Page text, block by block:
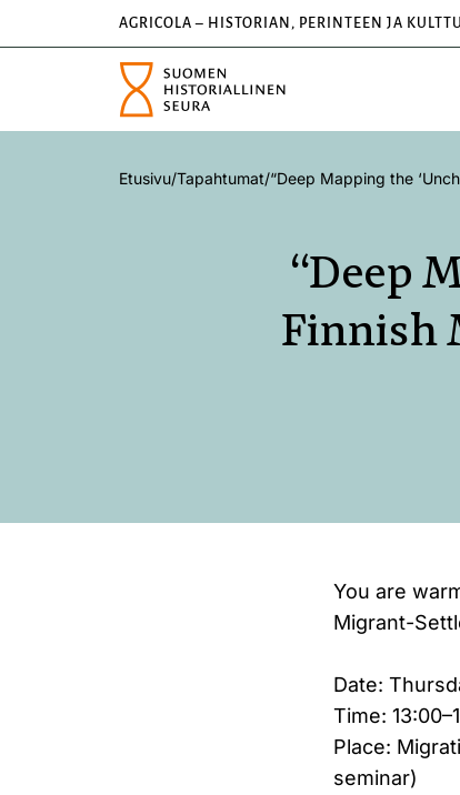
AGRICOLA – HISTORIAN, PERINTEEN JA
Etusivu/Tapahtumat/“Deep Mapping the
“Deep
Finnish
You are
Migrant-
Date:
Time:
Place:
seminar)